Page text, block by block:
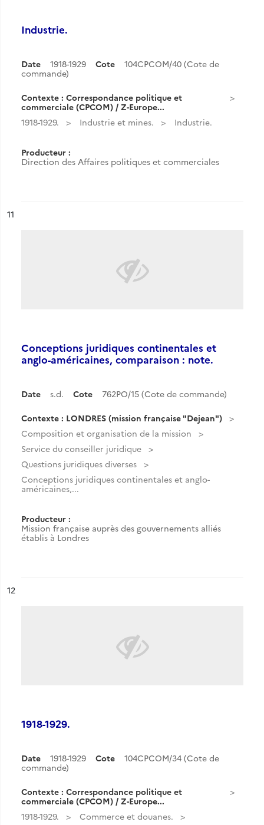
Industrie.
Date 1918-1929 Cote
104CPCOM/40 (Cote de
commande)
Contexte : Correspondance politique et
commerciale (CPCOM) / Z-Europe...
1918-1929.
Industrie et mines. Industrie.
Producteur :
Direction des Affaires politiques et commerciales
n°
11
Conceptions juridiques continentales et
anglo-américaines, comparaison : note.
Date s.d. Cote 762PO/15 (Cote de commande)
Contexte : LONDRES (mission française "Dejean")
Composition et organisation de la mission
Service du conseiller juridique
Questions juridiques diverses
Conceptions juridiques continentales et anglo-
américaines,...
Producteur :
Mission française auprès des gouvernements alliés
établis à Londres
n°
12
1918-1929.
Date 1918-1929 Cote
104CPCOM/34 (Cote de
commande)
Contexte : Correspondance politique et
commerciale (CPCOM) / Z-Europe...
1918-1929.
Commerce et douanes.